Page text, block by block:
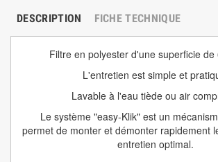
DESCRIPTION FICHE TECHNIQUE
Filtre en polyester d'une superficie de
L'entretien est simple et
Lavable à l'eau tiède ou air
Le système "easy-Klik" est un
permet de monter et démonter rapidement
entretien optimal.